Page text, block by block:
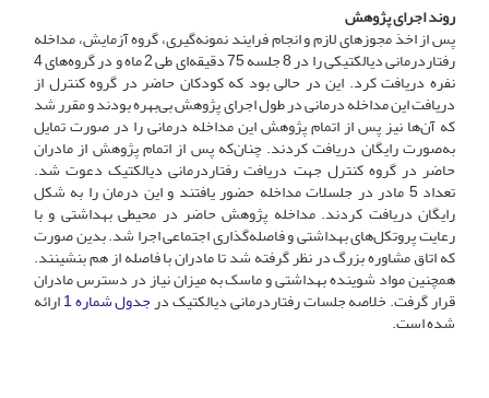
روند اجرای پژوهش
پس از اخذ مجوزهای لازم و انجام فرایند نمونه‌گیری، گروه آزمایش، مداخله
رفتاردرمانی دیالکتیکی را در 8 جلسه 75 دقیقه‌ای طی 2 ماه و در گروه‌های 4
نفره دریافت کرد. این در حالی بود که کودکان حاضر در گروه کنترل از
دریافت این مداخله درمانی در طول اجرای پژوهش بی‌بهره بودند و مقرر شد
که آن‌ها نیز پس از اتمام پژوهش این مداخله درمانی را در صورت تمایل
به‌صورت رایگان دریافت کردند. چنان‌که پس از اتمام پژوهش از مادران
حاضر در گروه کنترل جهت دریافت رفتاردرمانی دیالکتیک دعوت شد.
تعداد 5 مادر در جلسلات مداخله حضور یافتند و این درمان را به شکل
رایگان دریافت کردند. مداخله پژوهش حاضر در محیطی بهداشتی و با
رعایت پروتکل‌های بهداشتی و فاصله‌گذاری اجتماعی اجرا شد. بدین صورت
که اتاق مشاوره بزرگ در نظر گرفته شد تا مادران با فاصله از هم بنشینند.
همچنین مواد شوینده بهداشتی و ماسک به میزان نیاز در دسترس مادران
قرار گرفت. خلاصه جلسات رفتاردرمانی دیالکتیک درجدول شماره 1 ارائه
شده است.